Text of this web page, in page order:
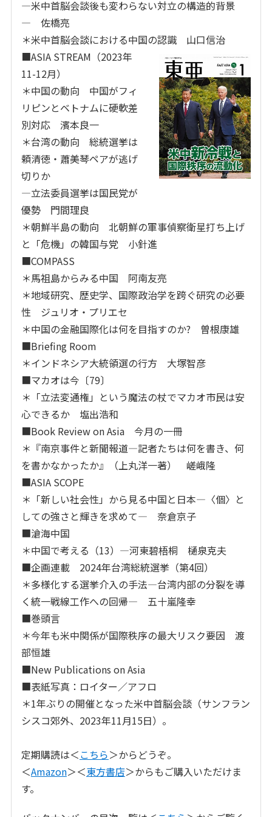
―米中首脳会談後も変わらない対立の構造的背景
― 佐橋亮
＊米中首脳会談における中国の認識 山口信治
■ASIA STREAM（2023年
11-12月）
＊中国の動向 中国がフィ
リピンとベトナムに硬軟差
別対応 濱本良一
＊台湾の動向 総統選挙は
頼清徳・蕭美琴ペアが逃げ
切りか
―立法委員選挙は国民党が
優勢 門間理良
＊朝鮮半島の動向 北朝鮮の軍事偵察衛星打ち上げ
と「危機」の韓国与党 小針進
■COMPASS
＊馬祖島からみる中国 阿南友亮
＊地域研究、歴史学、国際政治学を跨ぐ研究の必要
性 ジュリオ・プリエセ
＊中国の金融国際化は何を目指すのか? 曽根康雄
■Briefing Room
＊インドネシア大統領選の行方 大塚智彦
■マカオは今〔79〕
＊「立法変通権」という魔法の杖でマカオ市民は安
心できるか 塩出浩和
■Book Review on Asia 今月の一冊
＊『南京事件と新聞報道―記者たちは何を書き、何
を書かなかったか』（上丸洋一著） 嵯峨隆
■ASIA SCOPE
＊「新しい社会性」から見る中国と日本―〈個〉と
しての強さと輝きを求めて― 奈倉京子
■滄海中国
＊中国で考える（13）―河東碧梧桐 樋泉克夫
■企画連載 2024年台湾総統選挙（第4回）
＊多様化する選挙介入の手法―台湾内部の分裂を導
く統一戦線工作への回帰― 五十嵐隆幸
■巻頭言
＊今年も米中関係が国際秩序の最大リスク要因 渡
部恒雄
■New Publications on Asia
■表紙写真：ロイター／アフロ
＊1年ぶりの開催となった米中首脳会談（サンフラン
シスコ郊外、2023年11月15日）。
定期購読は＜こちら＞からどうぞ。
＜Amazon＞＜東方書店＞からもご購入いただけま
す。